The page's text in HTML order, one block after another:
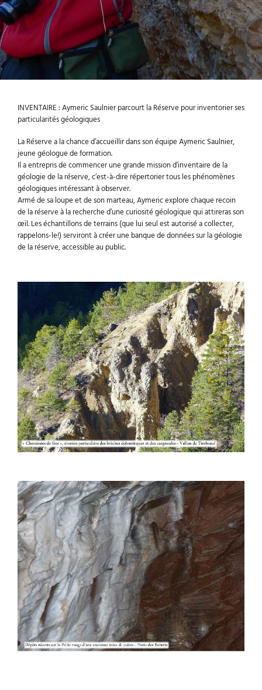
INVENTAIRE : Aymeric Saulnier parcourt la Réserve pour inventorier ses
particularités géologiques
La Réserve a la chance d’accueillir dans son équipe Aymeric Saulnier,
jeune géologue de formation.
Il a entrepris de commencer une grande mission d’inventaire de la
géologie de la réserve, c’est-à-dire répertorier tous les phénomènes
géologiques intéressant à observer.
Armé de sa loupe et de son marteau, Aymeric explore chaque recoin
de la réserve à la recherche d’une curiosité géologique qui attireras son
œil. Les échantillons de terrains (que lui seul est autorisé a collecter,
rappelons-le!) serviront à créer une banque de données sur la géologie
de la réserve, accessible au public.